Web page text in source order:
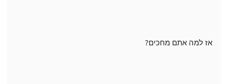
אז למה אתם מחכים?